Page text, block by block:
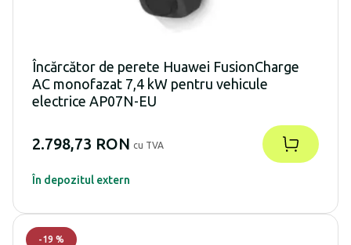
Încărcător de perete Huawei FusionCharge
AC monofazat 7,4 kW pentru vehicule
electrice AP07N-EU
2.798,73 RON cu TVA
În depozitul extern
-19 %